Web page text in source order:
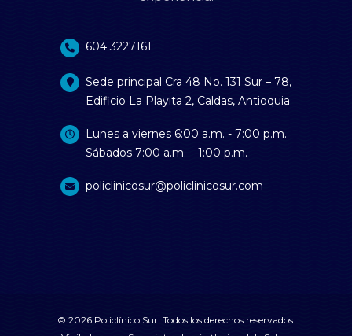
604 3227161
Sede principal Cra 48 No. 131 Sur – 78,
Edificio La Playita 2, Caldas, Antioquia
Lunes a viernes 6:00 a.m. - 7:00 p.m.
Sábados 7:00 a.m. – 1:00 p.m.
policlinicosur@policlinicosur.com
© 2026 Policlínico Sur. Todos los derechos reservados.